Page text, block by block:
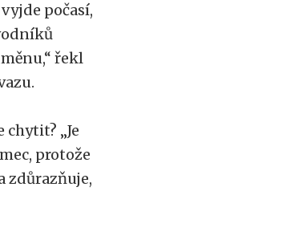
počasí,
řekl
„Je
protože
zdůrazňuje,